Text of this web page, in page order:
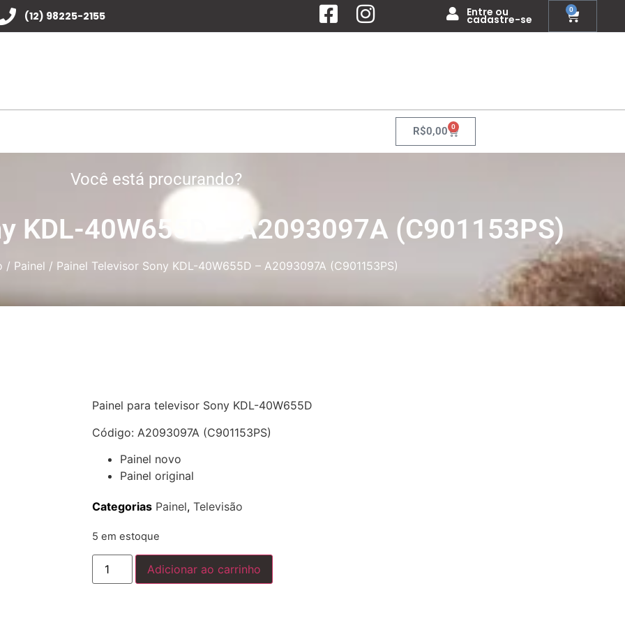
(12) 98225-2155 Entre ou
cadastre-se
0
R$0,00 0
Você está procurando?
KDL-40W655D – A2093097A (C901153PS)
/ Painel / Painel Televisor Sony KDL-40W655D – A2093097A (C901153PS)
Painel para televisor Sony KDL-40W655D
Código: A2093097A (C901153PS)
Painel novo
Painel original
Categorias Painel, Televisão
5 em estoque
Adicionar ao carrinho